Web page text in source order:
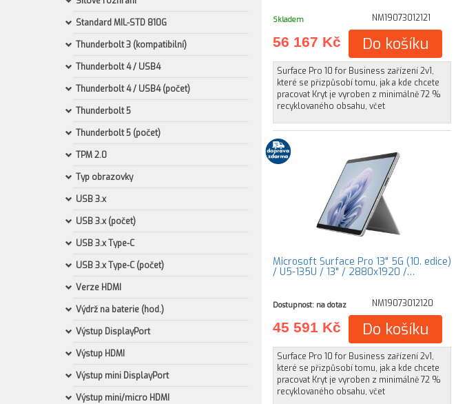
Standard MIL-STD 810G
Thunderbolt 3 (kompatibilní)
Thunderbolt 4 / USB4
Thunderbolt 4 / USB4 (počet)
Thunderbolt 5
Thunderbolt 5 (počet)
TPM 2.0
Typ obrazovky
USB 3.x
USB 3.x (počet)
USB 3.x Type-C
USB 3.x Type-C (počet)
Verze HDMI
Výdrž na baterie (hod.)
Výstup DisplayPort
Výstup HDMI
Výstup mini DisplayPort
Výstup mini/micro HDMI
Skladem NM19073012121
56 167 Kč Do košíku
Surface Pro 10 for Business zařízení 2v1,
které se přizpůsobí tomu, jak a kde chcete
pracovat Kryt je vyroben z minimálně 72 %
recyklovaného obsahu, včet
Microsoft Surface Pro 13" 5G (10. edice)
/ U5-135U / 13" / 2880x1920 /…
Dostupnost: na dotaz NM19073012120
45 591 Kč Do košíku
Surface Pro 10 for Business zařízení 2v1,
které se přizpůsobí tomu, jak a kde chcete
pracovat Kryt je vyroben z minimálně 72 %
recyklovaného obsahu, včet